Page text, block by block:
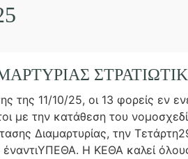
της 11/10/25, οι 13 φορείς εν
με την κατάθεση του
Διαμαρτυρίας, την
Η ΚΕΘΑ καλεί